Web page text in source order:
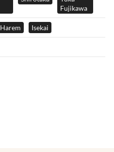
Fujikawa
Harem Isekai